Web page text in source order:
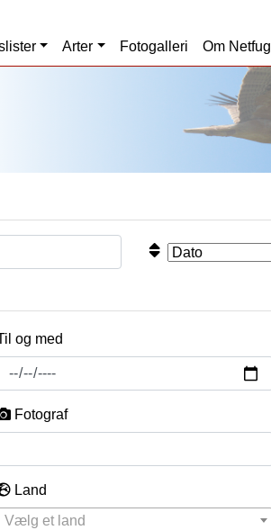
Arter Fotogalleri Om Netfugl
og med
Fotograf
Land
Vælg et land